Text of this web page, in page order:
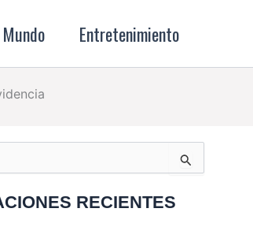
Mundo Entretenimiento
RECIENTES